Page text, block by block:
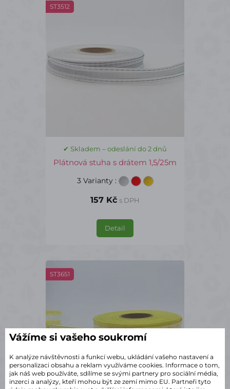
ST3512
✔ Skladem – odeslání do 2 dnů
Plátnová stuha s drátem 1,5/25m
3 Varianty :
157 Kč s DPH
Detail
ST3651
Vážíme si vašeho soukromí
K analýze návštěvnosti a funkcí webu, ukládání vašeho nastavení a
personalizaci obsahu a reklam využíváme cookies. Informace o tom,
jak náš web používáte, sdílíme se svými partnery pro sociální média,
inzerci a analýzy, kteří mohou být ze zemí mimo EU. Partneři tyto